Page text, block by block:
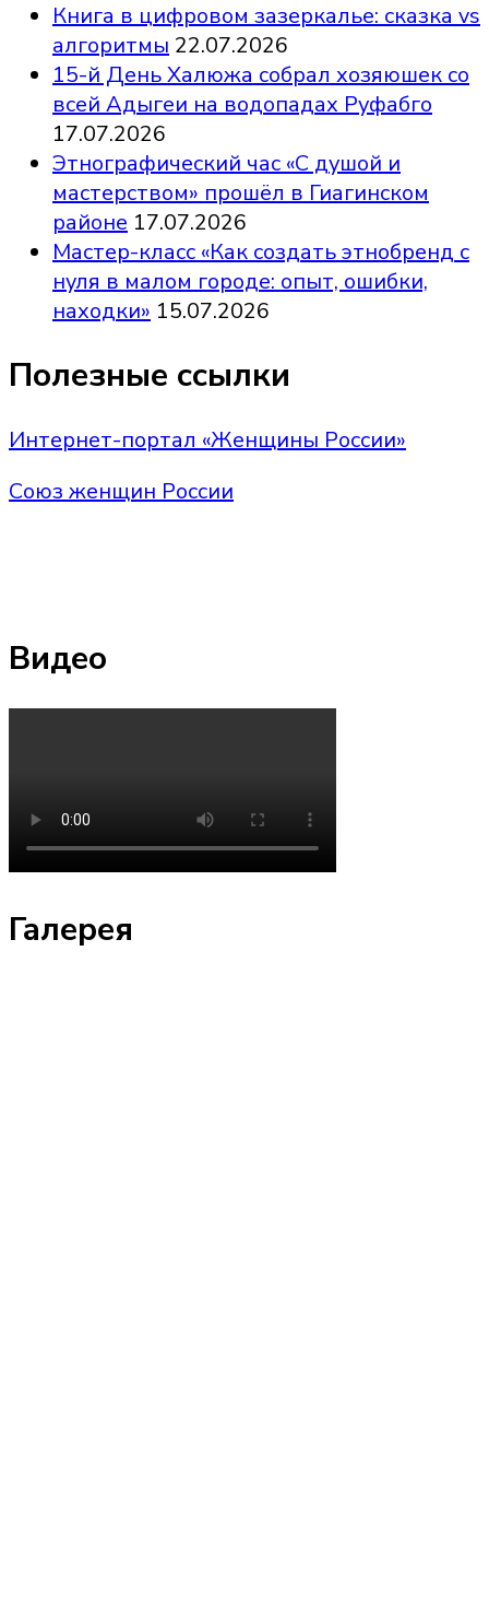
Книга в цифровом зазеркалье: сказка vs
алгоритмы 22.07.2026
15-й День Халюжа собрал хозяюшек со
всей Адыгеи на водопадах Руфабго
17.07.2026
Этнографический час «С душой и
мастерством» прошёл в Гиагинском
районе 17.07.2026
Мастер-класс «Как создать этнобренд с
нуля в малом городе: опыт, ошибки,
находки» 15.07.2026
Полезные ссылки
Интернет-портал «Женщины России»
Союз женщин России
Видео
Галерея